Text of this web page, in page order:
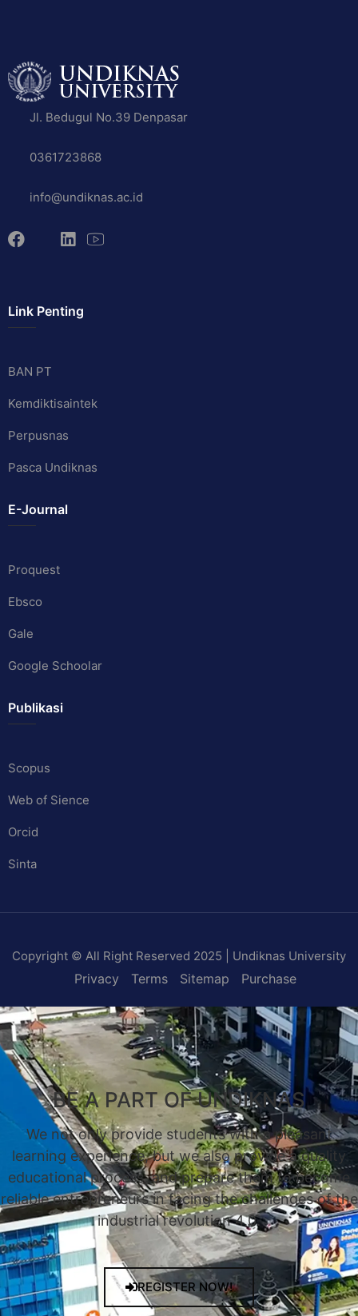
Jl. Bedugul No.39 Denpasar
0361723868
info@undiknas.ac.id
Link Penting
BAN PT
Kemdiktisaintek
Perpusnas
Pasca Undiknas
E-Journal
Proquest
Ebsco
Gale
Google Schoolar
Publikasi
Scopus
Web of Sience
Orcid
Sinta
Copyright © All Right Reserved 2025 | Undiknas University
Privacy Terms Sitemap Purchase
BE A PART OF UNDIKNAS
We not only provide students with a pleasant
learning experience, but we also provide a quality
educational process, and prepare them to become
reliable entrepreneurs in facing the challenges of the
industrial revolution 4.0.
REGISTER NOW!